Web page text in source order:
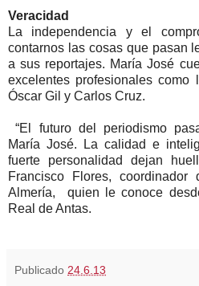
Veracidad
La independencia y el
contarnos las cosas que pasan
a sus reportajes. María José
excelentes profesionales como
Óscar Gil y Carlos Cruz.
“El futuro del periodismo
María José. La calidad e
fuerte personalidad dejan
Francisco Flores, coordinador
Almería, quien le conoce
Real de Antas.
Publicado 24.6.13